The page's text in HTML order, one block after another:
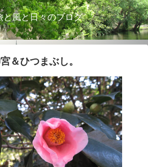
と風と日々のブログ
＆ひつまぶし。